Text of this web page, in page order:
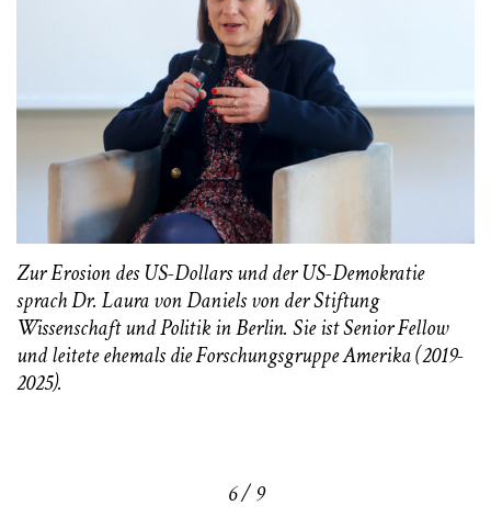
Zur Erosion des US-Dollars und der US-Demokratie
sprach Dr. Laura von Daniels von der Stiftung
Wissenschaft und Politik in Berlin. Sie ist Senior Fellow
und leitete ehemals die Forschungsgruppe Amerika (2019-
2025).
6 / 9